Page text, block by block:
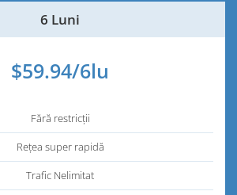
6 Luni
$59.94/6lu
Fără restricții
Rețea super rapidă
Trafic Nelimitat